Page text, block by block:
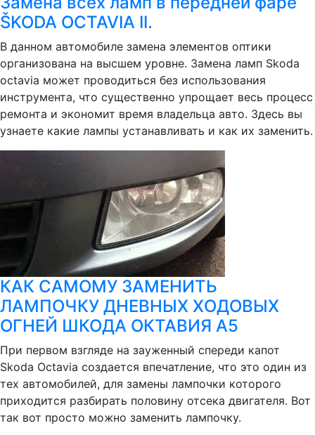
ŠKODA OCTAVIA II.
В данном автомобиле замена элементов оптики
организована на высшем уровне. Замена ламп Skoda
octavia может проводиться без использования
инструмента, что существенно упрощает весь процесс
ремонта и экономит время владельца авто. Здесь вы
узнаете какие лампы устанавливать и как их заменить.
КАК САМОМУ ЗАМЕНИТЬ
ЛАМПОЧКУ ДНЕВНЫХ ХОДОВЫХ
ОГНЕЙ ШКОДА ОКТАВИЯ А5
При первом взгляде на зауженный спереди капот
Skoda Octavia создается впечатление, что это один из
тех автомобилей, для замены лампочки которого
приходится разбирать половину отсека двигателя. Вот
так вот просто можно заменить лампочку.